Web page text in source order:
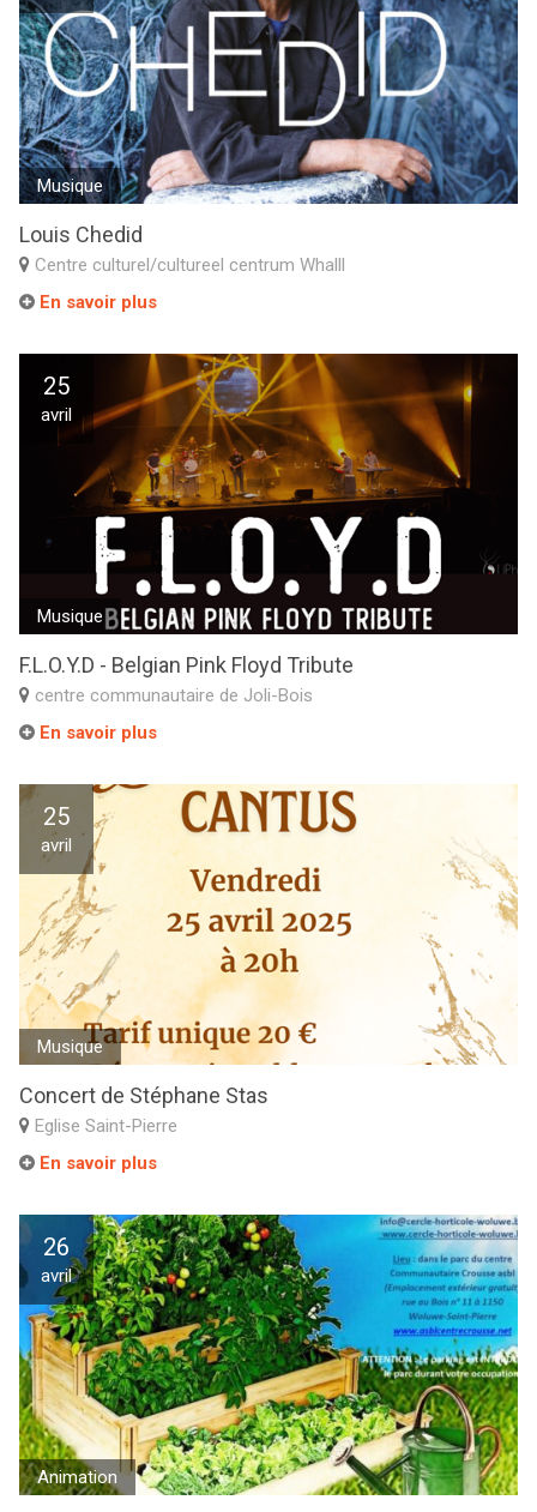
Musique
Louis Chedid
Centre culturel/cultureel centrum Whalll
En savoir plus
25
avril
Musique
F.L.O.Y.D - Belgian Pink Floyd Tribute
centre communautaire de Joli-Bois
En savoir plus
25
avril
Musique
Concert de Stéphane Stas
Eglise Saint-Pierre
En savoir plus
26
avril
Animation